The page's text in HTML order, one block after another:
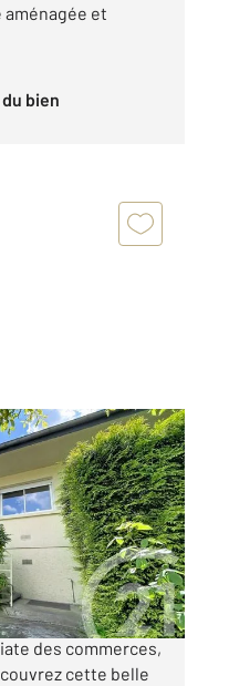
et
du bien
Val de
des commerces,
cette belle